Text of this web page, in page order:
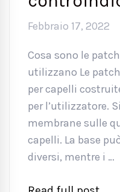
Febbraio 17, 2022
Cosa sono le
utilizzano Le
per capelli
per l’utilizzatore.
membrane sulle
capelli. La base
diversi, mentre i …